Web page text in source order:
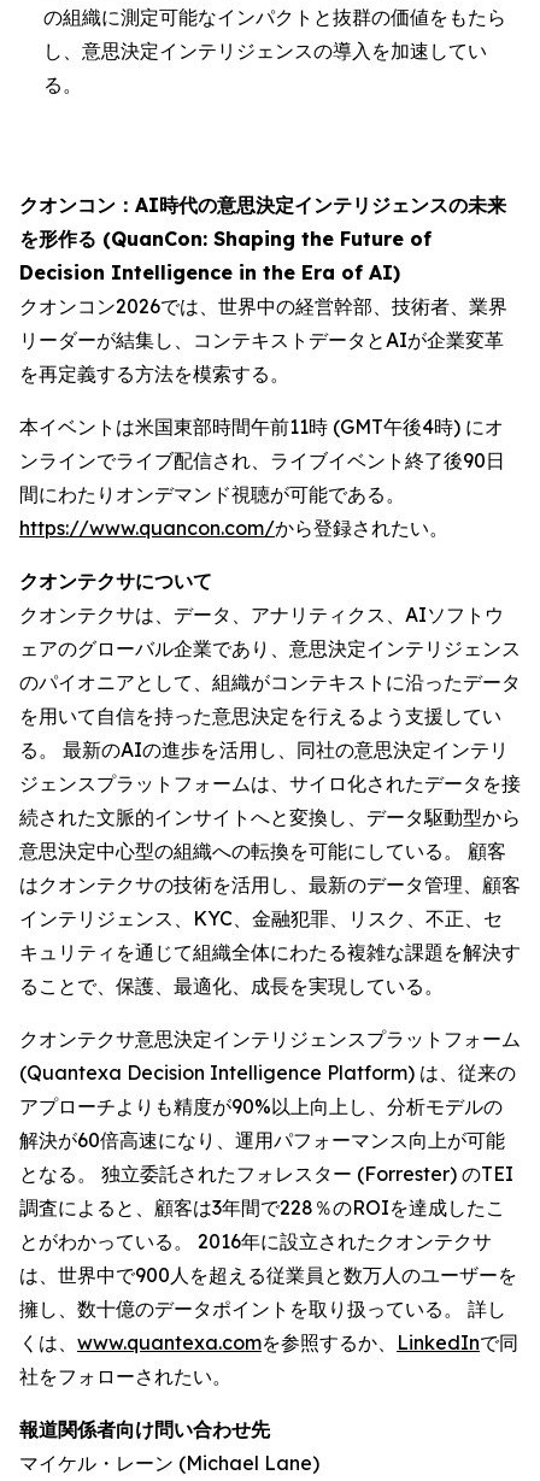
の組織に測定可能なインパクトと抜群の価値をもたら
し、意思決定インテリジェンスの導入を加速してい
る。
クオンコン：AI時代の意思決定インテリジェンスの未来
を形作る (QuanCon: Shaping the Future of
Decision Intelligence in the Era of AI)
クオンコン2026では、世界中の経営幹部、技術者、業界
リーダーが結集し、コンテキストデータとAIが企業変革
を再定義する方法を模索する。
本イベントは米国東部時間午前11時 (GMT午後4時) にオ
ンラインでライブ配信され、ライブイベント終了後90日
間にわたりオンデマンド視聴が可能である。
https://www.quancon.com/から登録されたい。
クオンテクサについて
クオンテクサは、データ、アナリティクス、AIソフトウ
ェアのグローバル企業であり、意思決定インテリジェンス
のパイオニアとして、組織がコンテキストに沿ったデータ
を用いて自信を持った意思決定を行えるよう支援してい
る。 最新のAIの進歩を活用し、同社の意思決定インテリ
ジェンスプラットフォームは、サイロ化されたデータを接
続された文脈的インサイトへと変換し、データ駆動型から
意思決定中心型の組織への転換を可能にしている。 顧客
はクオンテクサの技術を活用し、最新のデータ管理、顧客
インテリジェンス、KYC、金融犯罪、リスク、不正、セ
キュリティを通じて組織全体にわたる複雑な課題を解決す
ることで、保護、最適化、成長を実現している。
クオンテクサ意思決定インテリジェンスプラットフォーム
(Quantexa Decision Intelligence Platform) は、従来の
アプローチよりも精度が90%以上向上し、分析モデルの
解決が60倍高速になり、運用パフォーマンス向上が可能
となる。 独立委託されたフォレスター (Forrester) のTEI
調査によると、顧客は3年間で228％のROIを達成したこ
とがわかっている。 2016年に設立されたクオンテクサ
は、世界中で900人を超える従業員と数万人のユーザーを
擁し、数十億のデータポイントを取り扱っている。 詳し
くは、 www.quantexa.comを参照するか、 LinkedInで同
社をフォローされたい。
報道関係者向け問い合わせ先
マイケル・レーン (Michael Lane)